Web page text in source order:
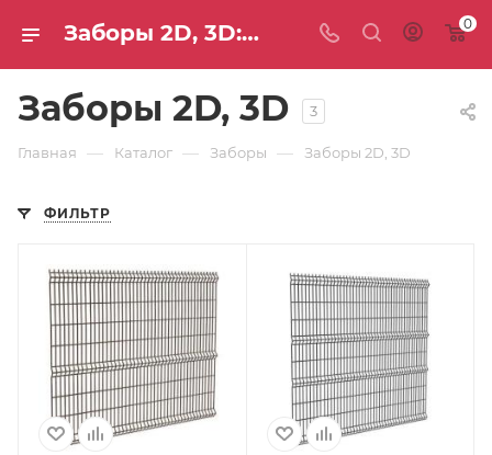
Заборы 2D, 3D: цены и доставка — интернет-магазин СТС 0
Заборы 2D, 3D 3
Главная — Каталог — Заборы — Заборы 2D, 3D
ФИЛЬТР